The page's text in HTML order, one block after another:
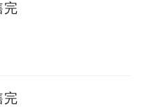
完
完